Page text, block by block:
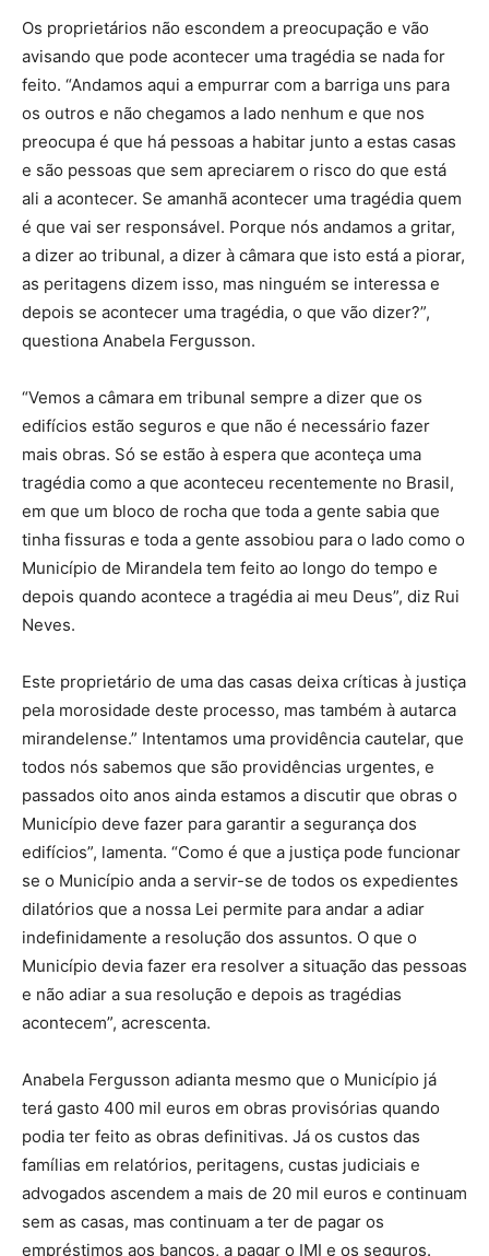
Os proprietários não escondem a preocupação e vão
avisando que pode acontecer uma tragédia se nada for
feito. “Andamos aqui a empurrar com a barriga uns para
os outros e não chegamos a lado nenhum e que nos
preocupa é que há pessoas a habitar junto a estas casas
e são pessoas que sem apreciarem o risco do que está
ali a acontecer. Se amanhã acontecer uma tragédia quem
é que vai ser responsável. Porque nós andamos a gritar,
a dizer ao tribunal, a dizer à câmara que isto está a piorar,
as peritagens dizem isso, mas ninguém se interessa e
depois se acontecer uma tragédia, o que vão dizer?”,
questiona Anabela Fergusson.
“Vemos a câmara em tribunal sempre a dizer que os
edifícios estão seguros e que não é necessário fazer
mais obras. Só se estão à espera que aconteça uma
tragédia como a que aconteceu recentemente no Brasil,
em que um bloco de rocha que toda a gente sabia que
tinha fissuras e toda a gente assobiou para o lado como o
Município de Mirandela tem feito ao longo do tempo e
depois quando acontece a tragédia ai meu Deus”, diz Rui
Neves.
Este proprietário de uma das casas deixa críticas à justiça
pela morosidade deste processo, mas também à autarca
mirandelense.” Intentamos uma providência cautelar, que
todos nós sabemos que são providências urgentes, e
passados oito anos ainda estamos a discutir que obras o
Município deve fazer para garantir a segurança dos
edifícios”, lamenta. “Como é que a justiça pode funcionar
se o Município anda a servir-se de todos os expedientes
dilatórios que a nossa Lei permite para andar a adiar
indefinidamente a resolução dos assuntos. O que o
Município devia fazer era resolver a situação das pessoas
e não adiar a sua resolução e depois as tragédias
acontecem”, acrescenta.
Anabela Fergusson adianta mesmo que o Município já
terá gasto 400 mil euros em obras provisórias quando
podia ter feito as obras definitivas. Já os custos das
famílias em relatórios, peritagens, custas judiciais e
advogados ascendem a mais de 20 mil euros e continuam
sem as casas, mas continuam a ter de pagar os
empréstimos aos bancos, a pagar o IMI e os seguros.